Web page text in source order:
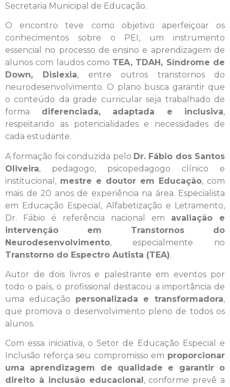
Secretaria Municipal de Educação.
O encontro teve como objetivo aperfeiçoar os
conhecimentos sobre o PEI, um instrumento
essencial no processo de ensino e aprendizagem de
alunos com laudos como TEA, TDAH, Síndrome de
Down, Dislexia, entre outros transtornos do
neurodesenvolvimento. O plano busca garantir que
o conteúdo da grade curricular seja trabalhado de
forma diferenciada, adaptada e inclusiva,
respeitando as potencialidades e necessidades de
cada estudante.
A formação foi conduzida pelo Dr. Fábio dos Santos
Oliveira, pedagogo, psicopedagogo clínico e
institucional, mestre e doutor em Educação, com
mais de 20 anos de experiência na área. Especialista
em Educação Especial, Alfabetização e Letramento,
Dr. Fábio é referência nacional em avaliação e
intervenção em Transtornos do
Neurodesenvolvimento, especialmente no
Transtorno do Espectro Autista (TEA).
Autor de dois livros e palestrante em eventos por
todo o país, o profissional destacou a importância de
uma educação personalizada e transformadora,
que promova o desenvolvimento pleno de todos os
alunos.
Com essa iniciativa, o Setor de Educação Especial e
Inclusão reforça seu compromisso em proporcionar
uma aprendizagem de qualidade e garantir o
direito à inclusão educacional , conforme prevê a